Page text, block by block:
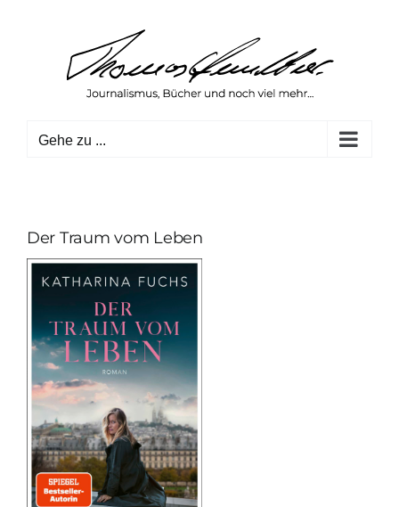
springen
Gehe zu ...
Der Traum vom Leben